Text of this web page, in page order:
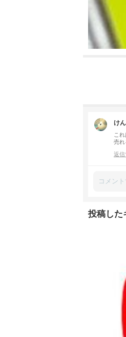
け
これ
売
返信
投稿した